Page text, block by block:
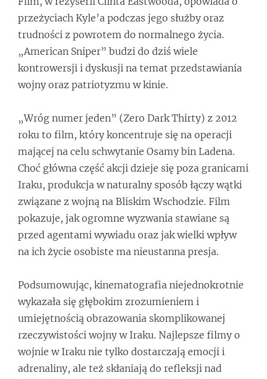
przeżyciach Kyle’a podczas jego służby oraz
trudności z powrotem do normalnego życia.
„American Sniper” budzi do dziś wiele
kontrowersji i dyskusji na temat przedstawiania
wojny oraz patriotyzmu w kinie.
„Wróg numer jeden” (Zero Dark Thirty) z 2012
roku to film, który koncentruje się na operacji
mającej na celu schwytanie Osamy bin Ladena.
Choć główna część akcji dzieje się poza granicami
Iraku, produkcja w naturalny sposób łączy wątki
związane z wojną na Bliskim Wschodzie. Film
pokazuje, jak ogromne wyzwania stawiane są
przed agentami wywiadu oraz jak wielki wpływ
na ich życie osobiste ma nieustanna presja.
Podsumowując, kinematografia niejednokrotnie
wykazała się głębokim zrozumieniem i
umiejętnością obrazowania skomplikowanej
rzeczywistości wojny w Iraku. Najlepsze filmy o
wojnie w Iraku nie tylko dostarczają emocji i
adrenaliny, ale też skłaniają do refleksji nad